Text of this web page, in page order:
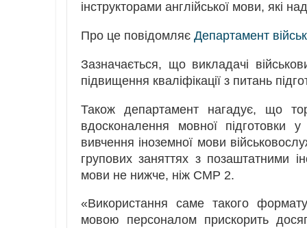
інструкторами англійської мови, які
Про це повідомляє Департамент
Зазначається, що викладачі
підвищення кваліфікації з питань
Також департамент нагадує, що
вдосконалення мовної
вивчення іноземної мови
групових заняттях з позаштатними
мови не нижче, ніж СМР 2.
«Використання саме такого
мовою персоналом прискорить